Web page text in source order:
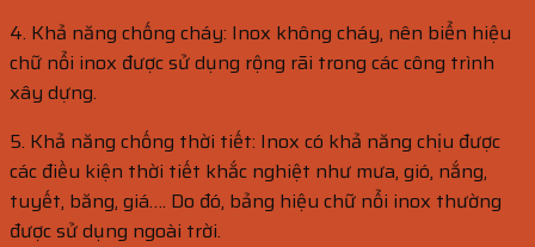
4. Khả năng chống cháy: Inox không cháy, nên biển hiệu
chữ nổi inox được sử dụng rộng rãi trong các công trình
xây dựng.
5. Khả năng chống thời tiết: Inox có khả năng chịu được
các điều kiện thời tiết khắc nghiệt như mưa, gió, nắng,
tuyết, băng, giá…. Do đó, bảng hiệu chữ nổi inox thường
được sử dụng ngoài trời.